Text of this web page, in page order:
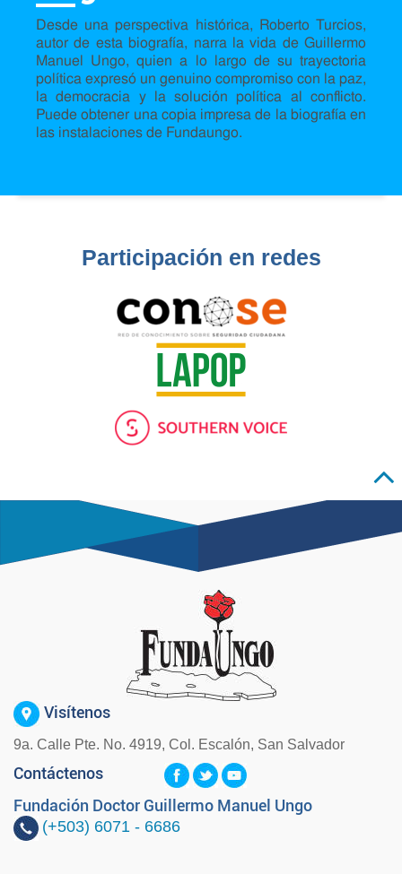
Desde una perspectiva histórica, Roberto Turcios,
autor de esta biografía, narra la vida de Guillermo
Manuel Ungo, quien a lo largo de su trayectoria
política expresó un genuino compromiso con la paz,
la democracia y la solución política al conflicto.
Puede obtener una copia impresa de la biografía en
las instalaciones de Fundaungo.
Participación en redes
Visítenos
9a. Calle Pte. No. 4919, Col. Escalón, San Salvador
Contáctenos
Fundación Doctor Guillermo Manuel Ungo
(+503) 6071 - 6686